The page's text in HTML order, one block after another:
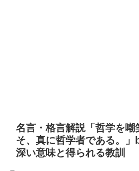
名言・格言解説「哲学を嘲
そ、真に哲学者である。
深い意味と得られる教訓